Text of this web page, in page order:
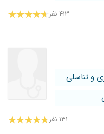
۴۱۳ نفر
و تناسلی
۱۳۱ نفر